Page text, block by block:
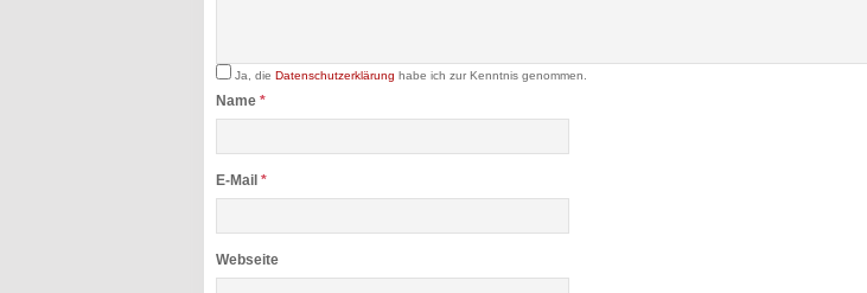
Ja, die Datenschutzerklärung habe ich zur Kenntnis genommen.
Name *
E-Mail *
Webseite